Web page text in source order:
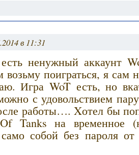
в 11:31
ненужный аккаунт
возьму поиграться, я сам
Игра WoT есть, но
с удовольствием
работы…. Xотел бы
Tanks на временное
собой без пароля